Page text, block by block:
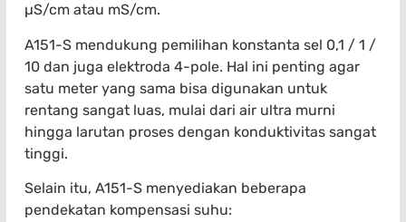
µS/cm atau mS/cm.
A151-S mendukung pemilihan konstanta sel 0,1 / 1 /
10 dan juga elektroda 4-pole. Hal ini penting agar
satu meter yang sama bisa digunakan untuk
rentang sangat luas, mulai dari air ultra murni
hingga larutan proses dengan konduktivitas sangat
tinggi.
Selain itu, A151-S menyediakan beberapa
pendekatan kompensasi suhu: